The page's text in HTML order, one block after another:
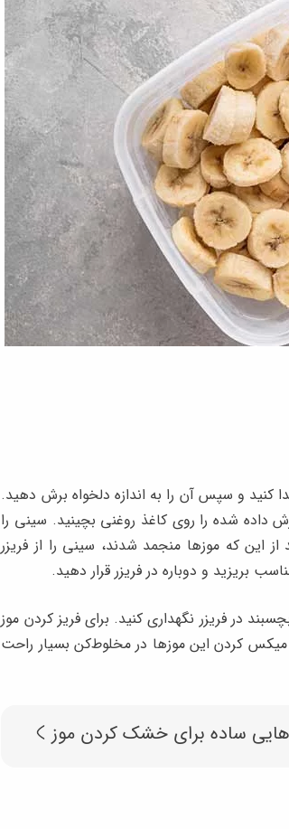
کنید و سپس آن را به اندازه دلخواه برش دهید.
داده شده را روی کاغذ روغنی بچینید. سینی را
این که موزها منجمد شدند، سینی را از فریزر
بریزید و دوباره در فریزر قرار دهید.
در فریزر نگهداری کنید. برای فریز کردن موز
کردن این موزها در مخلوط‌کن بسیار راحت
ساده برای خشک کردن موز